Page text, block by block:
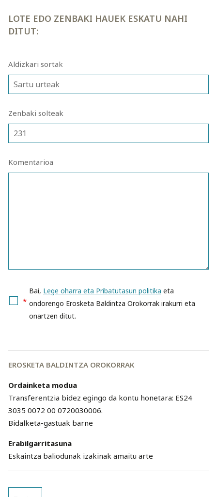
LOTE EDO ZENBAKI HAUEK ESKATU NAHI
DITUT:
Aldizkari sortak
Zenbaki solteak
Komentarioa
*
Bai, Lege oharra eta Pribatutasun politika eta
ondorengo Erosketa Baldintza Orokorrak irakurri eta
onartzen ditut.
EROSKETA BALDINTZA OROKORRAK
Ordainketa modua
Transferentzia bidez egingo da kontu honetara: ES24
3035 0072 00 0720030006.
Bidalketa-gastuak barne
Erabilgarritasuna
Eskaintza baliodunak izakinak amaitu arte